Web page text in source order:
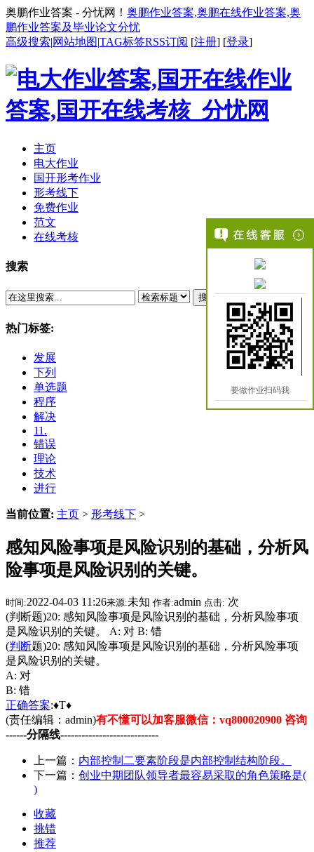
奥鹏作业答案 - 分忧网！ 奥鹏作业答案,奥鹏在线作业答案,奥
鹏作业答案及毕业论文分忧
高级搜索|网站地图|TAG标签RSS订阅 [注册] [登录]
主页
电大作业
国开形考作业
形考线下
免费作业
范文
在线考核
搜索
搜索
热门标签:
发展
下列
单选题
程序
解决
11.
错误
理论
技术
进行
当前位置: 主页 > 形考线下 >
感知风险事项是风险识别的基础，分析风
险事项是风险识别的关键。
时间:2022-04-03 11:26来源:未知 作者:admin 点击: 次
(判断题)20: 感知风险事项是风险识别的基础，分析风险事项
是风险识别的关键。 A: 对 B: 错
(判断题)20: 感知风险事项是风险识别的基础，分析风险事项
是风险识别的关键。
A: 对
B: 错
正确答案:♦T♦
(责任编辑：admin)有不懂可以加客服微信：vq800020900 咨询
------分隔线----------------------------
上一篇： 内部控制二要素阶段是内部控制结构阶段。
下一篇： 创业中期团队领导者最容易采取的角色策略是(
)
收藏
挑错
推荐
要做作业扫码我